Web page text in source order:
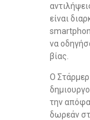
είναι
να
βίας.
Ο Στάρμερ
την
δωρεάν